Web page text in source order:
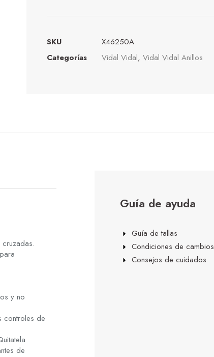
SKU
X46250A
Categorías
Vidal Vidal, Vidal Vidal Anillos
y no
controles de
de
Guía de ayuda
Guía de tallas
Condiciones de cambios
Consejos de cuidados